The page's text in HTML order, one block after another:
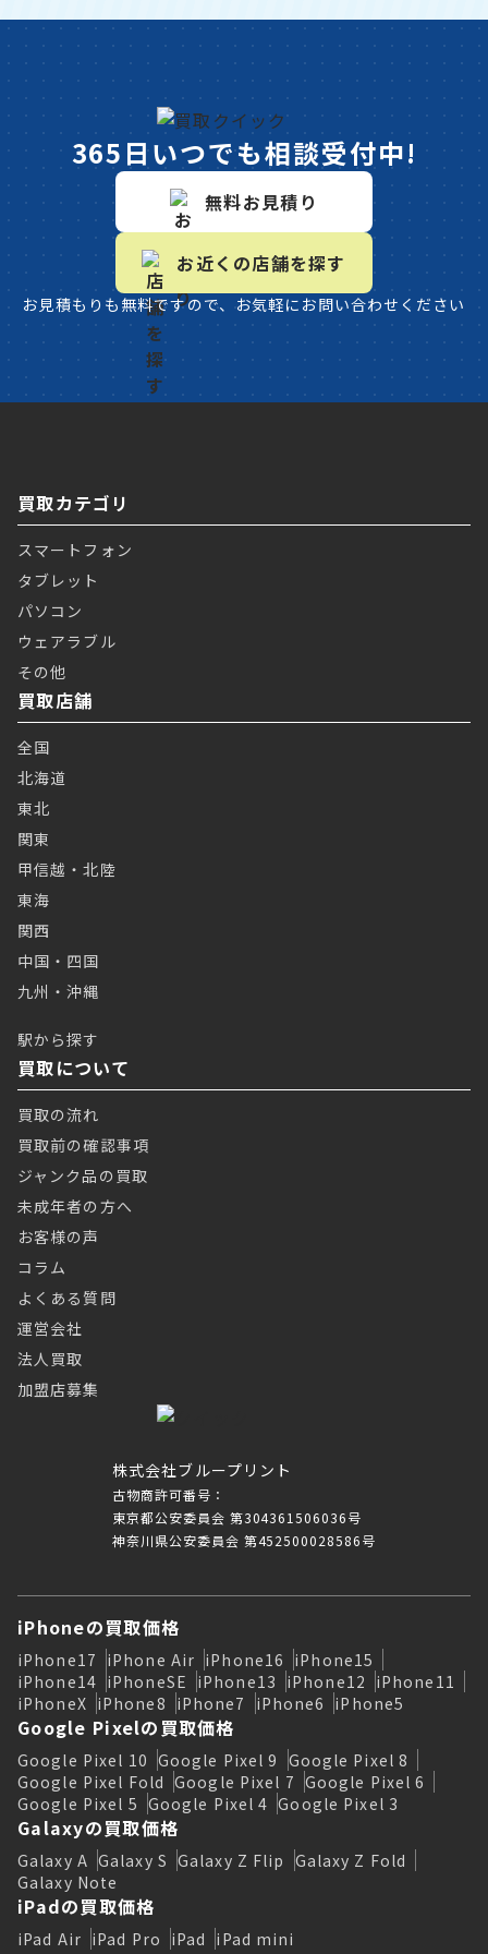
365日いつでも相談受付中!
無料お見積り
お近くの店舗を探す
お見積もりも無料ですので、お気軽にお問い合わせください
株式会社ブループリント
古物商許可番号：
東京都公安委員会 第304361506036号
神奈川県公安委員会 第452500028586号
買取カテゴリ
スマートフォン
タブレット
パソコン
ウェアラブル
その他
買取店舗
全国
北海道
東北
関東
甲信越・北陸
東海
関西
中国・四国
九州・沖縄
駅から探す
買取について
買取の流れ
買取前の確認事項
ジャンク品の買取
未成年者の方へ
お客様の声
コラム
よくある質問
運営会社
法人買取
加盟店募集
iPhoneの買取価格
iPhone17 iPhone Air iPhone16 iPhone15
iPhone14 iPhoneSE iPhone13 iPhone12 iPhone11
iPhoneX iPhone8 iPhone7 iPhone6 iPhone5
Google Pixelの買取価格
Google Pixel 10 Google Pixel 9 Google Pixel 8
Google Pixel Fold Google Pixel 7 Google Pixel 6
Google Pixel 5 Google Pixel 4 Google Pixel 3
Galaxyの買取価格
Galaxy A Galaxy S Galaxy Z Flip Galaxy Z Fold
Galaxy Note
iPadの買取価格
iPad Air iPad Pro iPad iPad mini